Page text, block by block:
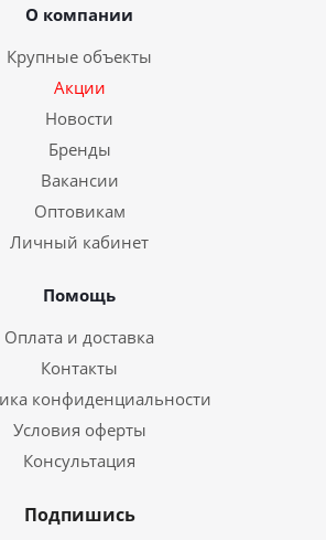
О компании
Крупные объекты
Акции
Новости
Бренды
Вакансии
Оптовикам
Личный кабинет
Помощь
Оплата и доставка
Контакты
конфиденциальности
Условия оферты
Консультация
Подпишись